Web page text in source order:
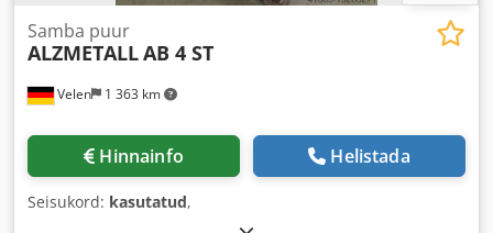
Velen 1 363 km
Samba puur
ALZMETALLAB 4 ST
Hinnainfo Helistada
Seisukord: kasutatud,